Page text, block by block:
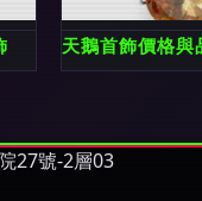
天鵝首飾價格與
27號-2層03